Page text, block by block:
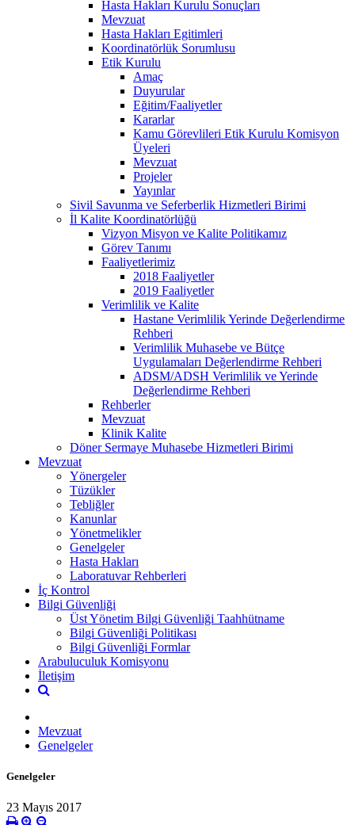
Hasta Hakları Kurulu Sonuçları
Mevzuat
Hasta Hakları Egitimleri
Koordinatörlük Sorumlusu
Etik Kurulu
Amaç
Duyurular
Eğitim/Faaliyetler
Kararlar
Kamu Görevlileri Etik Kurulu Komisyon
Üyeleri
Mevzuat
Projeler
Yayınlar
Sivil Savunma ve Seferberlik Hizmetleri Birimi
İl Kalite Koordinatörlüğü
Vizyon Misyon ve Kalite Politikamız
Görev Tanımı
Faaliyetlerimiz
2018 Faaliyetler
2019 Faaliyetler
Verimlilik ve Kalite
Hastane Verimlilik Yerinde Değerlendirme
Rehberi
Verimlilik Muhasebe ve Bütçe
Uygulamaları Değerlendirme Rehberi
ADSM/ADSH Verimlilik ve Yerinde
Değerlendirme Rehberi
Rehberler
Mevzuat
Klinik Kalite
Döner Sermaye Muhasebe Hizmetleri Birimi
Mevzuat
Yönergeler
Tüzükler
Tebliğler
Kanunlar
Yönetmelikler
Genelgeler
Hasta Hakları
Laboratuvar Rehberleri
İç Kontrol
Bilgi Güvenliği
Üst Yönetim Bilgi Güvenliği Taahhütname
Bilgi Güvenliği Politikası
Bilgi Güvenliği Formlar
Arabuluculuk Komisyonu
İletişim
Mevzuat
Genelgeler
Genelgeler
23 Mayıs 2017